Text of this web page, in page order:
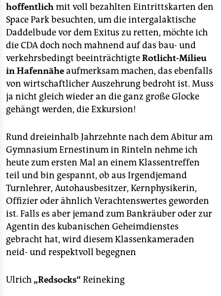
hoffentlichmit voll bezahlten Eintrittskarten den
Space Park besuchten, um die intergalaktische
Daddelbude vor dem Exitus zu retten, möchte ich
die CDA doch noch mahnend auf das bau- und
verkehrsbedingt beeinträchtigteRotlicht-Milieu
in Hafennäheaufmerksam machen, das ebenfalls
von wirtschaftlicher Auszehrung bedroht ist. Muss
ja nicht gleich wieder an die ganz große Glocke
gehängt werden, die Exkursion!
Rund dreieinhalb Jahrzehnte nach dem Abitur am
Gymnasium Ernestinum in Rinteln nehme ich
heute zum ersten Mal an einem Klassentreffen
teil und bin gespannt, ob aus Irgendjemand
Turnlehrer, Autohausbesitzer, Kernphysikerin,
Offizier oder ähnlich Verachtenswertes geworden
ist. Falls es aber jemand zum Bankräuber oder zur
Agentin des kubanischen Geheimdienstes
gebracht hat, wird diesem Klassenkameraden
neid- und respektvoll begegnen
Ulrich „Redsocks“ Reineking